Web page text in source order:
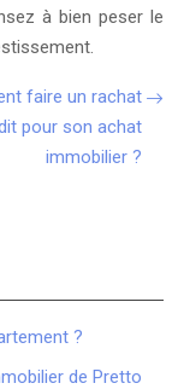
à bien peser le
faire un rachat
pour son achat
immobilier ?
?
de Pretto